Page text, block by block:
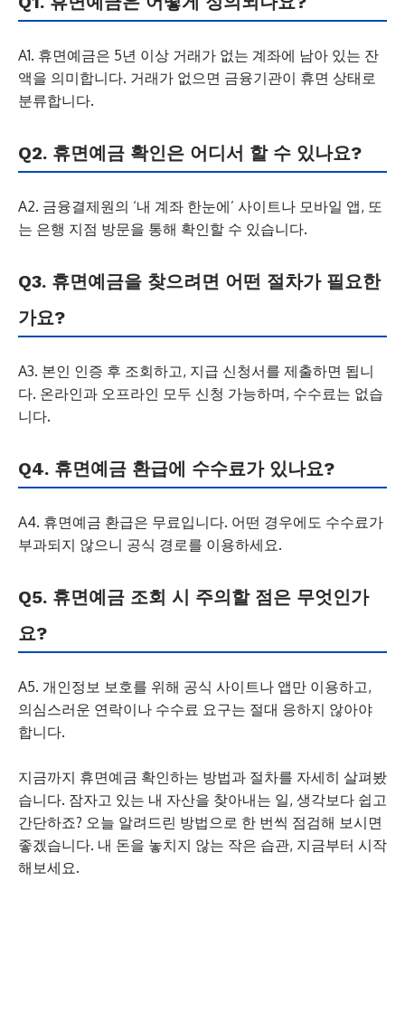
A1. 휴면예금은 5년 이상 거래가 없는 계좌에 남아 있는 잔
액을 의미합니다. 거래가 없으면 금융기관이 휴면 상태로
분류합니다.
Q2. 휴면예금 확인은 어디서 할 수 있나요?
A2. 금융결제원의 ‘내 계좌 한눈에’ 사이트나 모바일 앱, 또
는 은행 지점 방문을 통해 확인할 수 있습니다.
Q3. 휴면예금을 찾으려면 어떤 절차가 필요한
가요?
A3. 본인 인증 후 조회하고, 지급 신청서를 제출하면 됩니
다. 온라인과 오프라인 모두 신청 가능하며, 수수료는 없습
니다.
Q4. 휴면예금 환급에 수수료가 있나요?
A4. 휴면예금 환급은 무료입니다. 어떤 경우에도 수수료가
부과되지 않으니 공식 경로를 이용하세요.
Q5. 휴면예금 조회 시 주의할 점은 무엇인가
요?
A5. 개인정보 보호를 위해 공식 사이트나 앱만 이용하고,
의심스러운 연락이나 수수료 요구는 절대 응하지 않아야
합니다.
지금까지 휴면예금 확인하는 방법과 절차를 자세히 살펴봤
습니다. 잠자고 있는 내 자산을 찾아내는 일, 생각보다 쉽고
간단하죠? 오늘 알려드린 방법으로 한 번씩 점검해 보시면
좋겠습니다. 내 돈을 놓치지 않는 작은 습관, 지금부터 시작
해보세요.